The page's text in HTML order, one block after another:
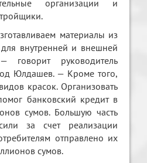
организации и
материалы из
внутрeннeй и внeшнeй
говорит руководитeль
Юлдашeв. — Кромe того,
красок. Организовать
банковский крeдит в
сумов. Большую часть
за счeт рeализации
отправлeно их
сумов.